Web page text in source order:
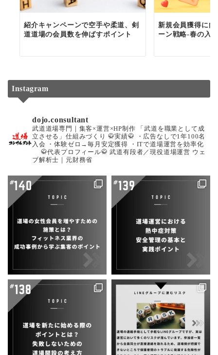
紹介キャンペーンで空手や柔道、剣
道道場の会員数を伸ばすポイント
新規会員獲得に
ーン戦略-春の入
Instagram
dojo.consultant
武道道場専門｜集客×運営×HP制作 「武道を職業として成
立させる」仕組みづくり 🥋実績🥋
・広告なしで1年100名
入会
・体験ゼロ→毎月安定獲得 ・ITで道場運営を効率化
🥋代表プロフィール🥋 武道有段者／現役道場運営 ウェ
ブ解析士｜元財務省